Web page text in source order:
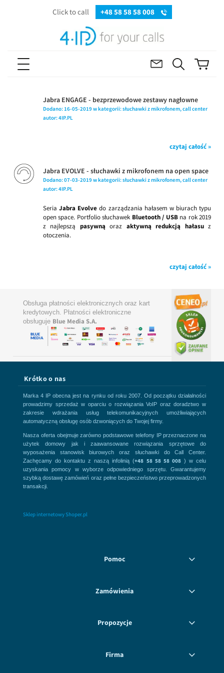
Click to call +48 58 58 58 008
Jabra ENGAGE - bezprzewodowe zestawy nagłowne
Dodano: 16-05-2019w kategorii:słuchawki z mikrofonem,call center
autor:4IP.PL
czytaj całość »
Jabra EVOLVE - słuchawki z mikrofonem na open space
Dodano:07-03-2019w kategorii:słuchawki z mikrofonem,call center
autor:4IP.PL
SeriaJabra Evolve do zarządzania hałasem w biurach typu
open space. Portfolio słuchawek Bluetooth / USBna rok 2019
z najlepszą pasywną oraz aktywną redukcją hałasuz
otoczenia.
czytaj całość »
Obsługa płatności elektronicznych oraz kart
kredytowych. Płatności elektroniczne
obsługuje Blue Media S.A.
Krótko o nas
Marka 4 IP obecna jest na rynku od roku 2007. Od początku działalności
prowadzimy sprzedaż w oparciu o rozwiązania VoIP oraz doradztwo w
zakresie wdrażania usług telekomunikacyjnych umożliwiających
automatyczną obsługę osób dzwoniących do Twojej firmy.
Nasza oferta obejmuje zarówno podstawowe telefony IP przeznaczone na
użytek domowy jak i zaawansowane rozwiązania sprzętowe do
wyposażenia stanowisk biurowych oraz słuchawki do Call Center.
Zachęcamy do kontaktu z naszą infolinią (+48 58 58 58 008) w celu
uzyskania pomocy w wyborze odpowiedniego sprzętu. Gwarantujemy
szybką dostawę zamówień oraz pełne bezpieczeństwo przeprowadzonych
transakcji.
Sklep internetowy Shoper.pl
Pomoc
Zamówienia
Propozycje
Firma